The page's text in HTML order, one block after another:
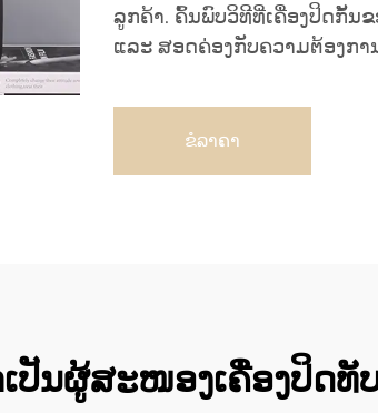
ລູກຄ້າ. ຄົ້ນພົບວິທີທີ່ເຄື່ອງປິດກັ້ນ
ແລະ ສອດຄ່ອງກັບຄວາມຕ້ອງກາ
ຂໍລາຄາ
ປັນຜູ້ສະໜອງເຄື່ອງປິດທັ